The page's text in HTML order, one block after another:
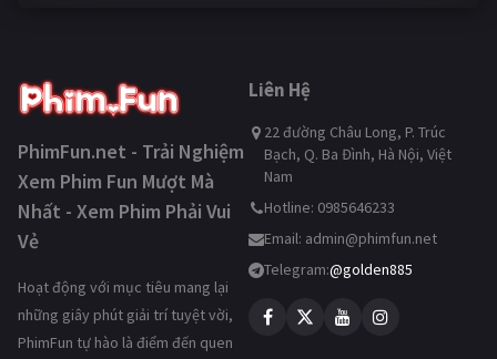
PhimFun.net - Trải Nghiệm
Xem Phim Fun Mượt Mà
Nhất - Xem Phim Phải Vui
Vẻ
Hoạt động với mục tiêu mang lại
những giây phút giải trí tuyệt vời,
PhimFun tự hào là điểm đến quen
Liên Hệ
22 đường Châu Long, P. Trúc
Bạch, Q. Ba Đình, Hà Nội, Việt
Nam
Hotline: 0985646233
Email: admin@phimfun.net
Telegram:@golden885